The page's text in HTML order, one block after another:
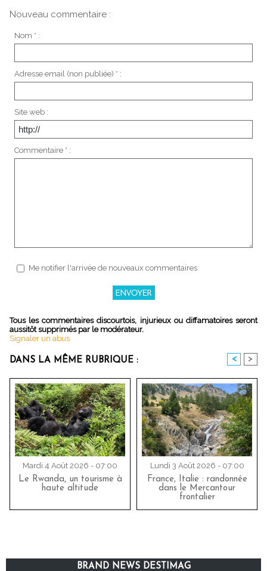
Nouveau commentaire :
Nom * :
Adresse email (non publiée) * :
Site web :
Commentaire * :
Me notifier l'arrivée de nouveaux commentaires
Tous les commentaires discourtois, injurieux ou diffamatoires seront
aussitôt supprimés par le modérateur.
Signaler un abus
DANS LA MÊME RUBRIQUE : < >
Mardi 4 Août 2026 - 07:00
Le Rwanda, un tourisme à
haute altitude
Lundi 3 Août 2026 - 07:00
France, Italie : randonnée
dans le Mercantour
frontalier
BRAND NEWS DESTIMAG